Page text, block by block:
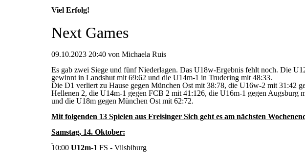
Viel Erfolg!
Next Games
09.10.2023 20:40 von Michaela Ruis
Es gab zwei Siege und fünf Niederlagen. Das U18w-Ergebnis fehlt noch. Die
gewinnt in Landshut mit 69:62 und die U14m-1 in Trudering mit 48:33.
Die D1 verliert zu Hause gegen München Ost mit 38:78, die U16w-2 mit 31:42
Hellenen 2, die U14m-1 gegen FCB 2 mit 41:126, die U16m-1 gegen Augsburg
und die U18m gegen München Ost mit 62:72.
Mit folgenden 13 Spielen aus Freisinger Sich geht es am nächsten
Samstag, 14. Oktober:
10:00 U12m-1 FS - Vilsbiburg